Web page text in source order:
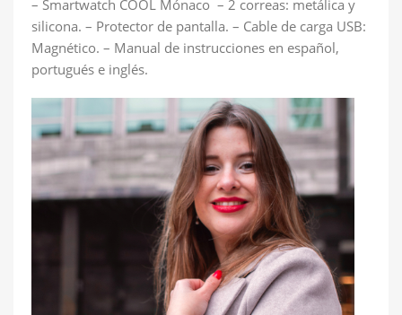
– Smartwatch COOL Mónaco – 2 correas: metálica y
silicona. – Protector de pantalla. – Cable de carga USB:
Magnético. – Manual de instrucciones en español,
portugués e inglés.